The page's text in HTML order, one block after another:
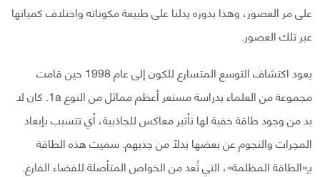
على مر العصور، وهذا بدوره يدلنا على طبيعة مكوناته واختلاف كمياتها
عبر تلك العصور.
يعود اكتشاف التوسع المتسارع للكون إلى عام 1998 حين قامت
مجموعة من العلماء بدراسة مستعر أعظم مماثل من النوع 1a. كان لا
بد من وجود طاقة خفية لها تأثير معاكس للجاذبية، أي تتسبب بإبعاد
المجرات والنجوم عن بعضها بدلًا من جذبهم. سميت هذه الطاقة
بـِ«الطاقة المظلمة»، التي تُعد من الخواص المتأصلة للفضاء الفارغ.